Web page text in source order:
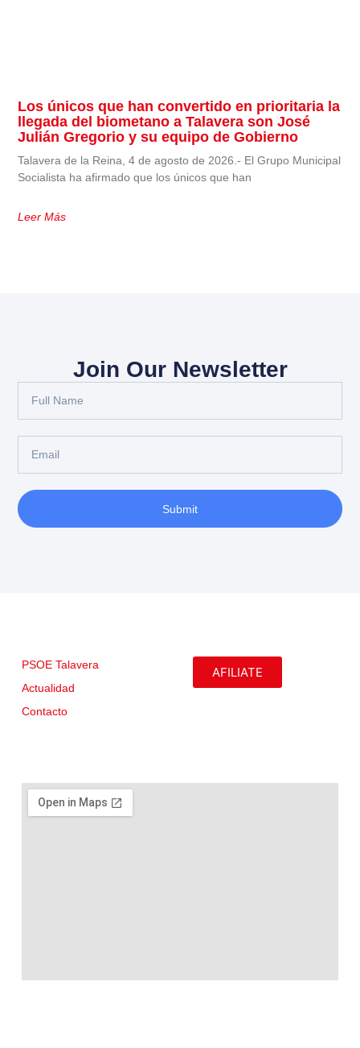
Los únicos que han convertido en prioritaria la
llegada del biometano a Talavera son José
Julián Gregorio y su equipo de Gobierno
Talavera de la Reina, 4 de agosto de 2026.- El Grupo Municipal
Socialista ha afirmado que los únicos que han
Leer Más
Join Our Newsletter
Submit
PSOE Talavera
Actualidad
Contacto
AFILIATE